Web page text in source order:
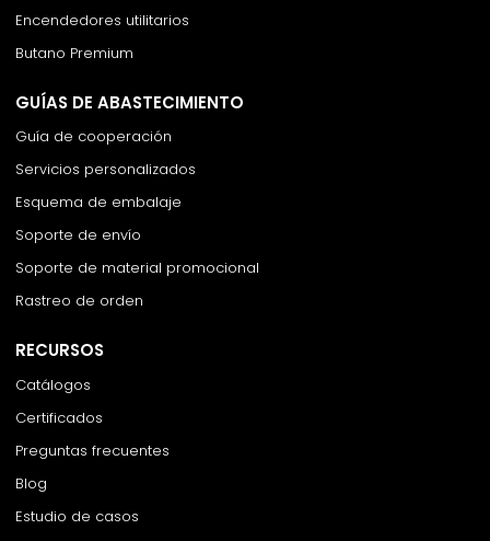
Encendedores utilitarios
Butano Premium
GUÍAS DE ABASTECIMIENTO
Guía de cooperación
Servicios personalizados
Esquema de embalaje
Soporte de envío
Soporte de material promocional
Rastreo de orden
RECURSOS
Catálogos
Certificados
Preguntas frecuentes
Blog
Estudio de casos